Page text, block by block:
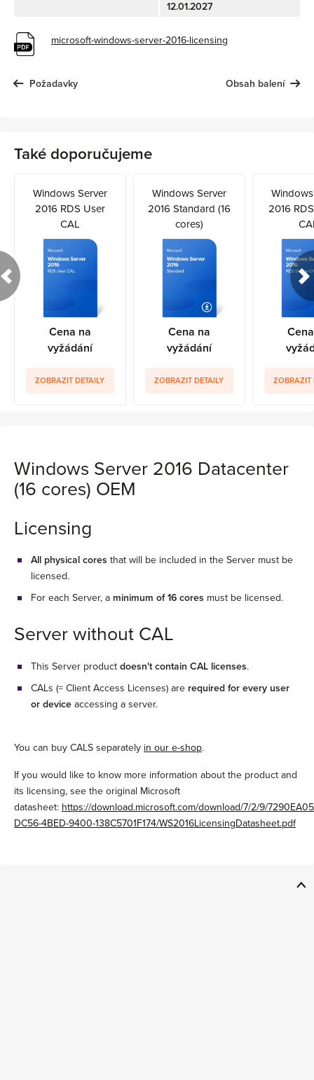
12.01.2027
microsoft-windows-server-2016-licensing
Požadavky Obsah balení
Také doporučujeme
Windows Server
2016 RDS User
CAL
Cena na
vyžádání
ZOBRAZIT DETAILY
Windows Server
2016 Standard (16
cores)
Cena na
vyžádání
ZOBRAZIT DETAILY
2016
ZOBRAZIT
Windows Server 2016 Datacenter
(16 cores) OEM
Licensing
All physical cores that will be included in the Server must be
licensed.
For each Server, a minimum of 16 cores must be licensed.
Server without CAL
This Server product doesn't contain CAL licenses.
CALs (= Client Access Licenses) are required for every user
or device accessing a server.
You can buy CALS separately in our e-shop.
If you would like to know more information about the product and
its licensing, see the original Microsoft
datasheet: https://download.microsoft.com/download/7/2/9/
DC56-4BED-9400-138C5701F174/WS2016LicensingDatasheet.pdf